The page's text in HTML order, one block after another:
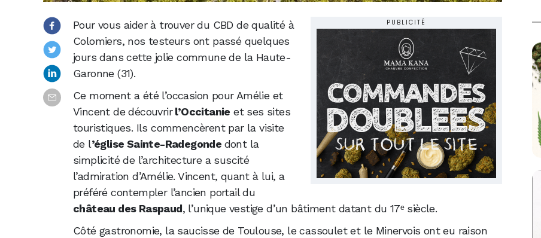
PUBLICITÉ
Pour vous aider à trouver du CBD de qualité à
Colomiers, nos testeurs ont passé quelques
jours dans cette jolie commune de la Haute-
Garonne (31).
Ce moment a été l’occasion pour Amélie et
Vincent de découvrirl’Occitanie et ses sites
touristiques. Ils commencèrent par la visite
de l’église Sainte-Radegonde dont la
simplicité de l’architecture a suscité
l’admiration d’Amélie. Vincent, quant à lui, a
préféré contempler l’ancien portail du
château des Raspaud, l’unique vestige d’un bâtiment datant du 17ᵉ siècle.
Côté gastronomie, la saucisse de Toulouse, le cassoulet et le Minervois ont eu raison